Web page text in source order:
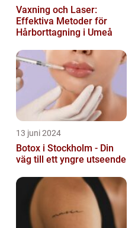
Vaxning och Laser:
Effektiva Metoder för
Hårborttagning i Umeå
13 juni 2024
Botox i Stockholm - Din
väg till ett yngre utseende